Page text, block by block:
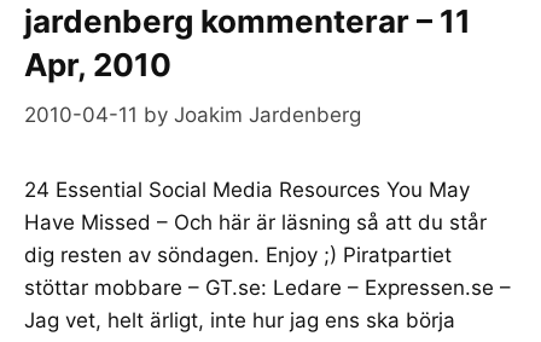
jardenberg kommenterar – 11
Apr, 2010
2010-04-11 by Joakim Jardenberg
24 Essential Social Media Resources You May
Have Missed – Och här är läsning så att du står
dig resten av söndagen. Enjoy ;) Piratpartiet
stöttar mobbare – GT.se: Ledare – Expressen.se –
Jag vet, helt ärligt, inte hur jag ens ska börja